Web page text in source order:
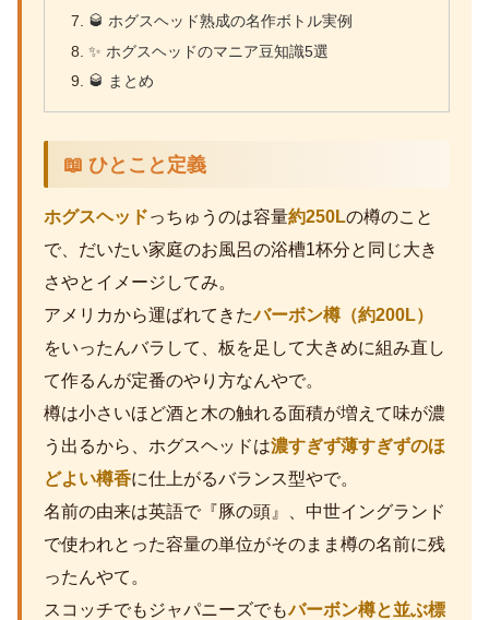
🥃 ホグスヘッド熟成の名作ボトル実例
✨ ホグスヘッドのマニア豆知識5選
🥃 まとめ
📖 ひとこと定義
ホグスヘッドっちゅうのは容量約250Lの樽のこと
で、だいたい家庭のお風呂の浴槽1杯分と同じ大き
さやとイメージしてみ。
アメリカから運ばれてきたバーボン樽（約200L）
をいったんバラして、板を足して大きめに組み直し
て作るんが定番のやり方なんやで。
樽は小さいほど酒と木の触れる面積が増えて味が濃
う出るから、ホグスヘッドは濃すぎず薄すぎずのほ
どよい樽香に仕上がるバランス型やで。
名前の由来は英語で『豚の頭』、中世イングランド
で使われとった容量の単位がそのまま樽の名前に残
ったんやて。
スコッチでもジャパニーズでもバーボン樽と並ぶ標